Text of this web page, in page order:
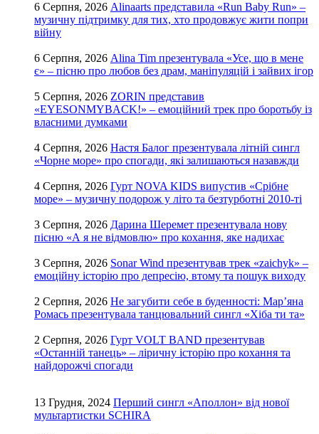
6 Серпня, 2026 Alinaarts представила «Run Baby Run» –
музичну підтримку для тих, хто продовжує жити попри
війну
6 Серпня, 2026 Alina Tim презентувала «Усе, що в мене
є» – пісню про любов без драм, маніпуляцій і зайвих ігор
5 Серпня, 2026 ZORIN представив
«EYESONMYBACK!» – емоційний трек про боротьбу із
власними думками
4 Серпня, 2026 Настя Балог презентувала літній сингл
«Чорне море» про спогади, які залишаються назавжди
4 Серпня, 2026 Гурт NOVA KIDS випустив «Срібне
море» – музичну подорож у літо та безтурботні 2010-ті
3 Серпня, 2026 Дарина Шеремет презентувала нову
пісню «А я не відмовлю» про кохання, яке надихає
3 Серпня, 2026 Sonar Wind презентував трек «zaichyk» –
емоційну історію про депресію, втому та пошук виходу
2 Серпня, 2026 Не загубити себе в буденності: Мар’яна
Ромась презентувала танцювальний сингл «Хіба ти та»
2 Серпня, 2026 Гурт VOLT BAND презентував
«Останній танець» – ліричну історію про кохання та
найдорожчі спогади
13 Грудня, 2024 Перший сингл «Аполлон» від нової
мультартистки SCHIRA